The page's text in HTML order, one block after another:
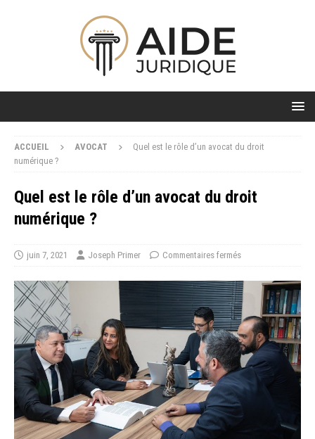
ACCUEIL AVOCAT
Quel est le rôle d’un avocat du droit
numérique ?
Quel est le rôle d’un avocat du droit
numérique ?
juin 7, 2021 Joseph Primer Commentaires fermés